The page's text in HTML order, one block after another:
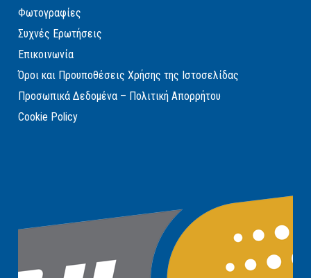
Φωτογραφίες
Συχνές Ερωτήσεις
Επικοινωνία
Όροι και Προυποθέσεις Χρήσης της Ιστοσελίδας
Προσωπικά Δεδομένα – Πολιτική Απορρήτου
Cookie Policy